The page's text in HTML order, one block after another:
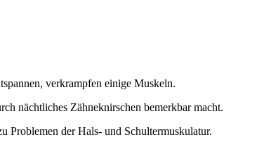
verkrampfen einige Muskeln.
nächtliches Zähneknirschen bemerkbar macht.
Problemen der Hals- und Schultermuskulatur.